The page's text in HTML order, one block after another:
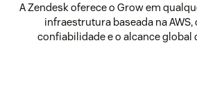
A Zendesk oferece o Grow em
infraestrutura baseada na AWS,
confiabilidade e o alcance global